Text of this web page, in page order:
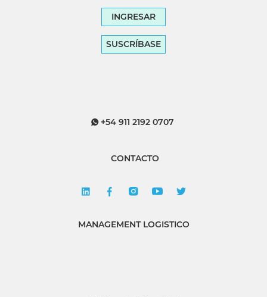
INGRESAR
SUSCRÍBASE
+54 911 2192 0707
CONTACTO
MANAGEMENT LOGISTICO